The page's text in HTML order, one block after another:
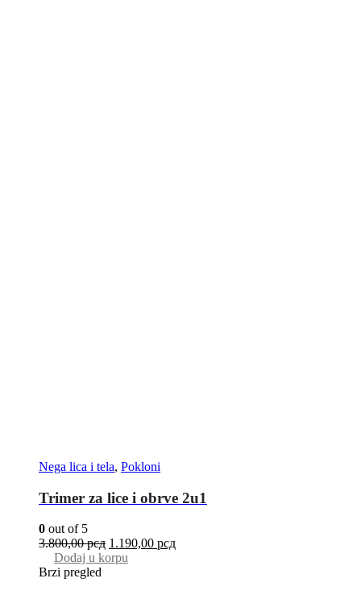
Nega lica i tela, Pokloni
Trimer za lice i obrve 2u1
0 out of 5
3.800,00рсд 1.190,00 рсд
Dodaj u korpu
Brzi pregled